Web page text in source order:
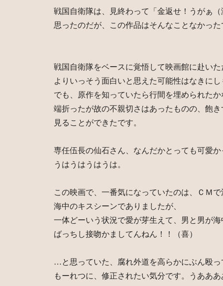
戦国自衛隊は、見終わって「金返せ！うがぁ（
思ったのだが、この作品はそんなことなかった
戦国自衛隊をベースに覚悟して映画館に赴いた
よりいっそう面白いと思えた可能性はなきに
でも、原作を知っていたら行間を埋められた
端折ったが故の不親切さはあったものの、飽
見ることができたです。
専任伍長の仙石さん、なんだかとっても可愛か
うはうはうはうは。
この映画で、一番気になっていたのは、ＣＭ
海中のキスシーンでありましたが、
一体どーいう状況で愛が芽生えて、男と男が
ばっちし接吻かましてんねん！！（喜）
…と思っていた、腐れ外道を高らかにぶん殴っ
もーれつに、修正されたい気分です。うああ